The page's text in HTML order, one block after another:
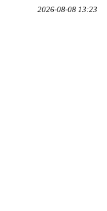
2026-08-08 13:23